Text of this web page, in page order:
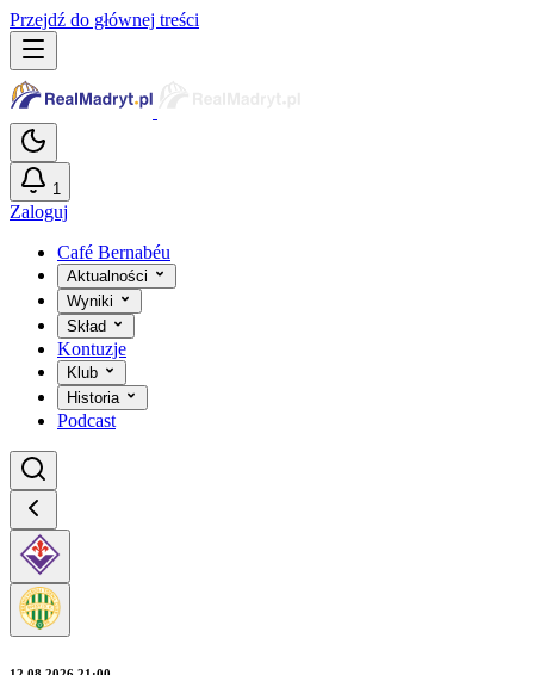
Przejdź do głównej treści
1
Zaloguj
Café Bernabéu
Aktualności
Wyniki
Skład
Kontuzje
Klub
Historia
Podcast